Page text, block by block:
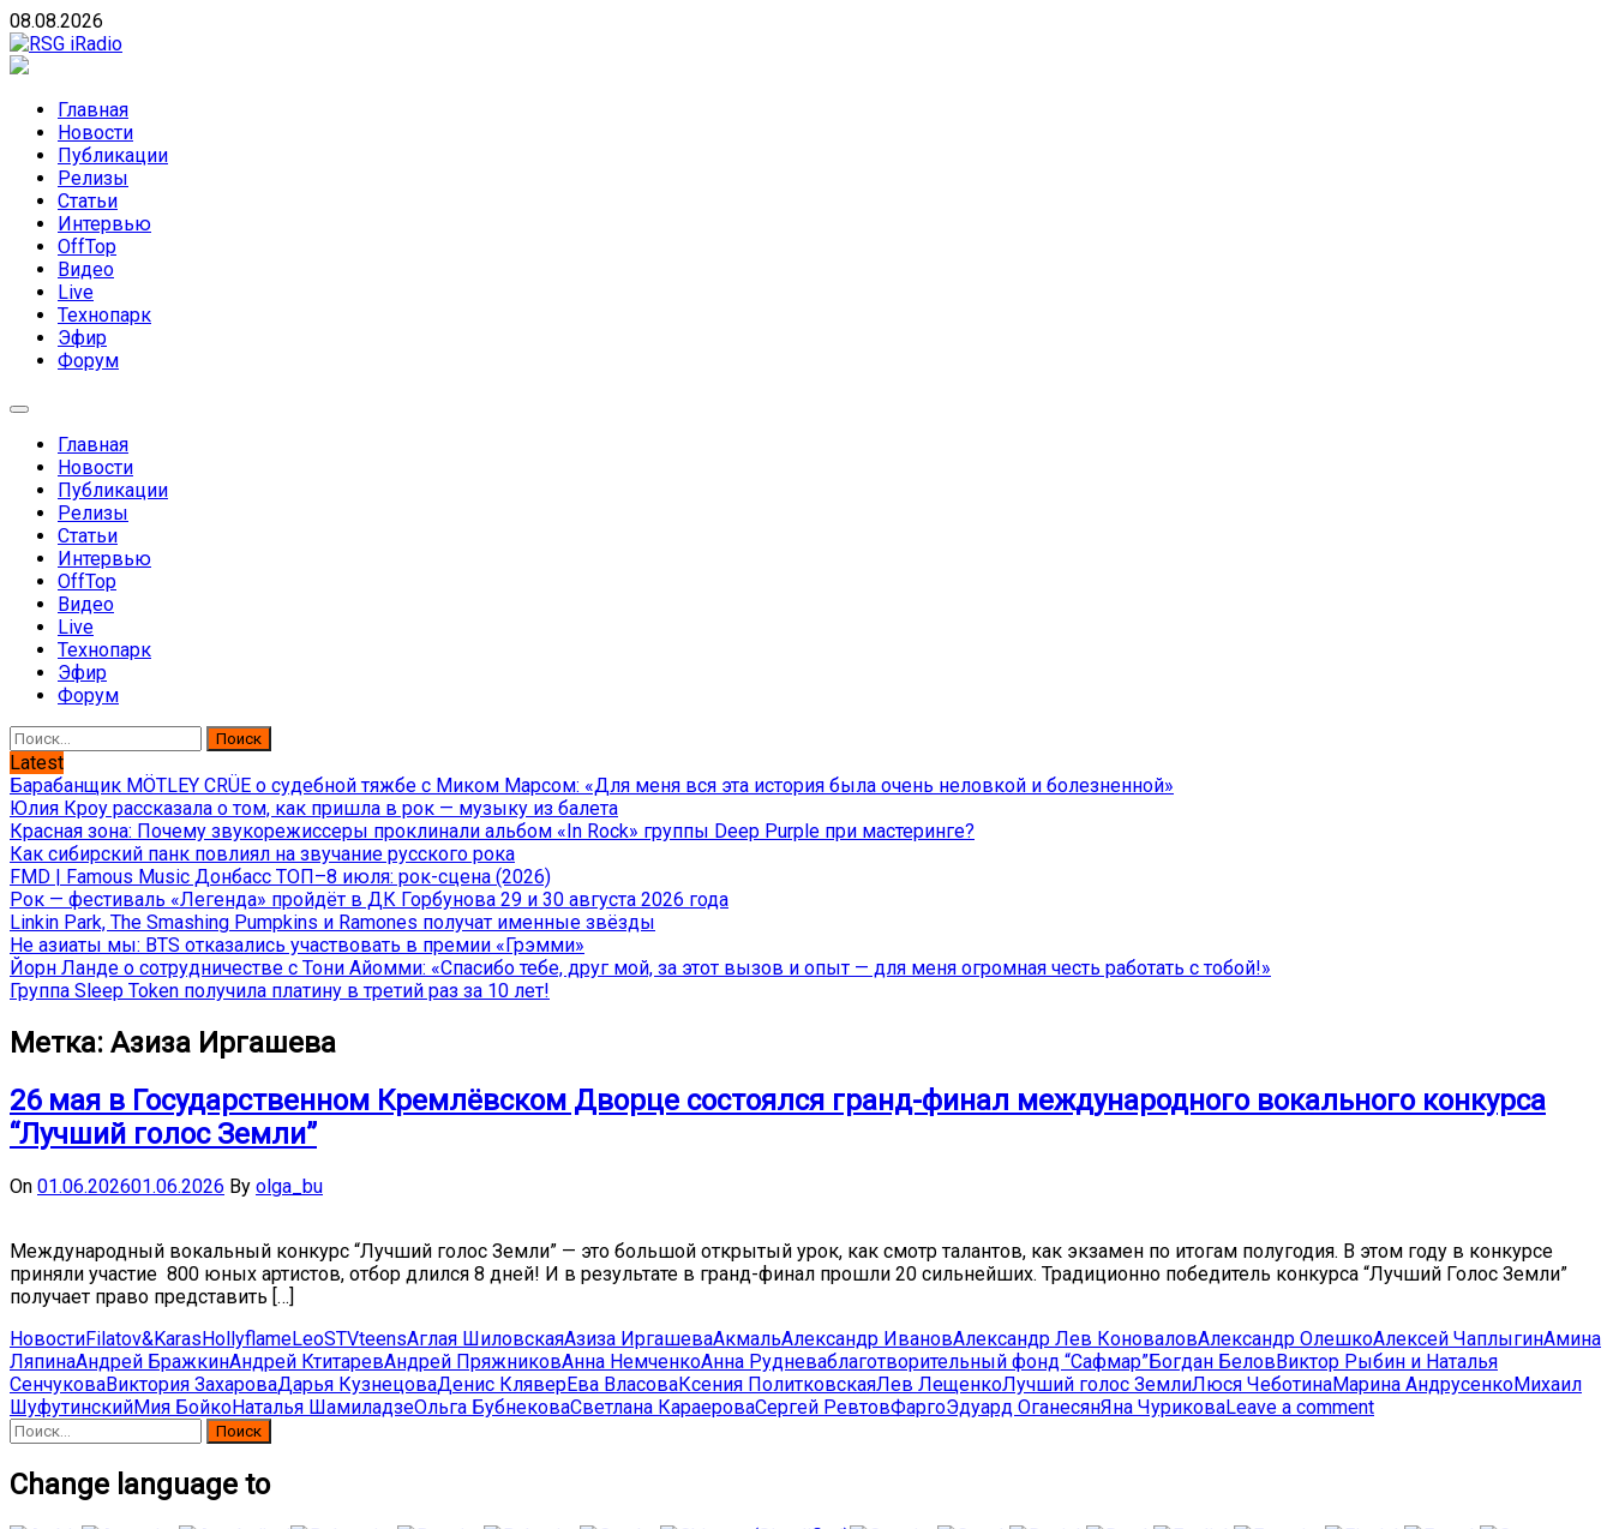
Skip
to
content
08.08.2026
Главная
Новости
Публикации
Релизы
Статьи
Интервью
OffTop
Видео
Live
Технопарк
Эфир
Форум
Главная
Новости
Публикации
Релизы
Статьи
Интервью
OffTop
Видео
Live
Технопарк
Эфир
Форум
Найти:
Latest
Барабанщик MÖTLEY CRÜE о судебной тяжбе с Миком Марсом: «Для меня вся эта история была очень неловкой и болезненной»
Юлия Кроу рассказала о том, как пришла в рок — музыку из балета
Красная зона: Почему звукорежиссеры проклинали альбом «In Rock» группы Deep Purple при мастеринге?
Как сибирский панк повлиял на звучание русского рока
FMD | Famous Music Донбасс ТОП–8 июля: рок-сцена (2026)
Рок — фестиваль «Легенда» пройдёт в ДК Горбунова 29 и 30 августа 2026 года
Linkin Park, The Smashing Pumpkins и Ramones получат именные звёзды
Не азиаты мы: BTS отказались участвовать в премии «Грэмми»
Йорн Ланде о сотрудничестве с Тони Айомми: «Спасибо тебе, друг мой, за этот вызов и опыт — для меня огромная честь работать с тобой!»
Группа Sleep Token получила платину в третий раз за 10 лет!
Метка: Азиза Иргашева
26 мая в Государственном Кремлёвском Дворце состоялся гранд-финал международного вокального конкурса
“Лучший голос Земли”
On 01.06.202601.06.2026 By olga_bu
Международный вокальный конкурс “Лучший голос Земли” — это большой открытый урок, как смотр талантов, как экзамен по итогам полугодия. В этом году в конкурсе
приняли участие 800 юных артистов, отбор длился 8 дней! И в результате в гранд-финал прошли 20 сильнейших. Традиционно победитель конкурса “Лучший Голос Земли”
получает право представить […]
НовостиFilatov&KarasHollyflameLeoSTVteensАглая ШиловскаяАзиза ИргашеваАкмальАлександр ИвановАлександр Лев КоноваловАлександр ОлешкоАлексей ЧаплыгинАмина
ЛяпинаАндрей БражкинАндрей КтитаревАндрей ПряжниковАнна НемченкоАнна Рудневаблаготворительный фонд “Сафмар”Богдан БеловВиктор Рыбин и Наталья
СенчуковаВиктория ЗахароваДарья КузнецоваДенис КляверЕва ВласоваКсения ПолитковскаяЛев ЛещенкоЛучший голос ЗемлиЛюся ЧеботинаМарина АндрусенкоМихаил
ШуфутинскийМия БойкоНаталья ШамиладзеОльга БубнековаСветлана КараероваСергей РевтовФаргоЭдуард ОганесянЯна ЧуриковаLeave a comment
Найти:
Change language to